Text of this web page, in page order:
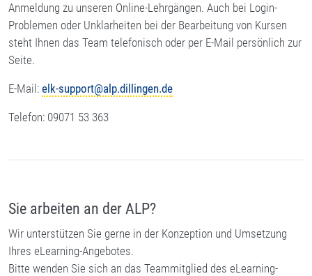
Anmeldung zu unseren Online-Lehrgängen. Auch bei Login-
Problemen oder Unklarheiten bei der Bearbeitung von Kursen
steht Ihnen das Team telefonisch oder per E-Mail persönlich zur
Seite.
E-Mail: elk-support@alp.dillingen.de
Telefon: 09071 53 363
Sie arbeiten an der ALP?
Wir unterstützen Sie gerne in der Konzeption und Umsetzung
Ihres eLearning-Angebotes.
Bitte wenden Sie sich an das Teammitglied des eLearning-